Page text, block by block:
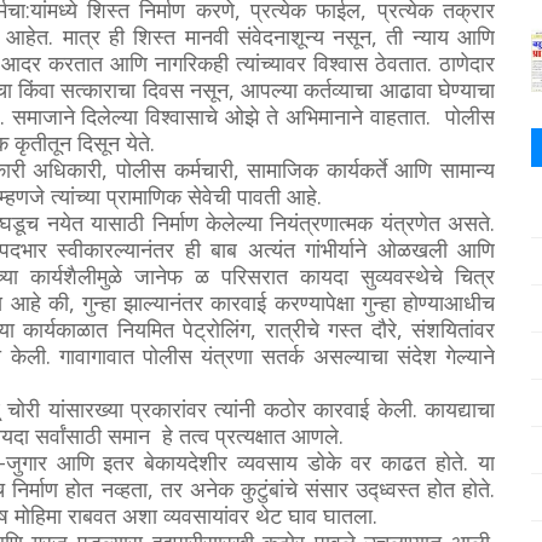
शिस्त निर्माण करणे, प्रत्येक फाईल, प्रत्येक तक्रार
आहेत. मात्र ही शिस्त मानवी संवेदनाशून्य नसून, ती न्याय आणि
करतात आणि नागरिकही त्यांच्यावर विश्वास ठेवतात.ठाणेदार
सत्काराचा दिवस नसून, आपल्या कर्तव्याचा आढावा घेण्याचा
दिलेल्या विश्वासाचे ओझे ते अभिमानाने वाहतात. पोलीस
कृतीतून दिसून येते.
अधिकारी, पोलीस कर्मचारी, सामाजिक कार्यकर्ते आणि सामान्य
त्यांच्या प्रामाणिक सेवेची पावती आहे.
नयेत यासाठी निर्माण केलेल्या नियंत्रणात्मक यंत्रणेत असते.
स्वीकारल्यानंतर ही बाब अत्यंत गांभीर्याने ओळखली आणि
कार्यशैलीमुळे जानेफ ळ परिसरात कायदा सुव्यवस्थेचे चित्र
की, गुन्हा झाल्यानंतर कारवाई करण्यापेक्षा गुन्हा होण्याआधीच
नियमित पेट्रोलिंग, रात्रीचे गस्त दौरे, संशयितांवर
गावागावात पोलीस यंत्रणा सतर्क असल्याचा संदेश गेल्याने
यांसारख्या प्रकारांवर त्यांनी कठोर कारवाई केली. कायद्याचा
सर्वांसाठी समान हे तत्व प्रत्यक्षात आणले.
आणि इतर बेकायदेशीर व्यवसाय डोके वर काढत होते. या
होत नव्हता, तर अनेक कुटुंबांचे संसार उद्ध्वस्त होत होते.
राबवत अशा व्यवसायांवर थेट घाव घातला.